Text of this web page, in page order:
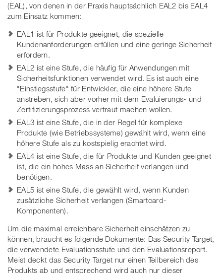
(EAL), von denen in der Praxis hauptsächlich EAL2 bis EAL4
zum Einsatz kommen:
EAL1 ist für Produkte geeignet, die spezielle
Kundenanforderungen erfüllen und eine geringe Sicherheit
erfordern.
EAL2 ist eine Stufe, die häufig für Anwendungen mit
Sicherheitsfunktionen verwendet wird. Es ist auch eine
"Einstiegsstufe" für Entwickler, die eine höhere Stufe
anstreben, sich aber vorher mit dem Evaluierungs- und
Zertifizierungsprozess vertraut machen wollen.
EAL3 ist eine Stufe, die in der Regel für komplexe
Produkte (wie Betriebssysteme) gewählt wird, wenn eine
höhere Stufe als zu kostspielig erachtet wird.
EAL4 ist eine Stufe, die für Produkte und Kunden geeignet
ist, die ein hohes Mass an Sicherheit verlangen und
benötigen.
EAL5 ist eine Stufe, die gewählt wird, wenn Kunden
zusätzliche Sicherheit verlangen (Smartcard-
Komponenten).
Um die maximal erreichbare Sicherheit einschätzen zu
können, braucht es folgende Dokumente: Das Security Target,
die verwendete Evaluationsstufe und den Evaluationsreport.
Meist deckt das Security Target nur einen Teilbereich des
Produkts ab und entsprechend wird auch nur dieser